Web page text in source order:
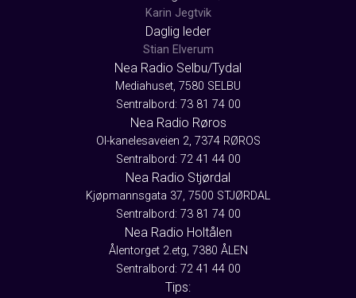
Karin Jegtvik
Daglig leder
Stian Elverum
Nea Radio Selbu/Tydal
Mediahuset, 7580 SELBU
Sentralbord: 73 81 74 00
Nea Radio Røros
Ol-kanelesaveien 2, 7374 RØROS
Sentralbord: 72 41 44 00
Nea Radio Stjørdal
Kjøpmannsgata 37, 7500 STJØRDAL
Sentralbord: 73 81 74 00
Nea Radio Holtålen
Ålentorget 2.etg, 7380 ÅLEN
Sentralbord: 72 41 44 00
Tips: